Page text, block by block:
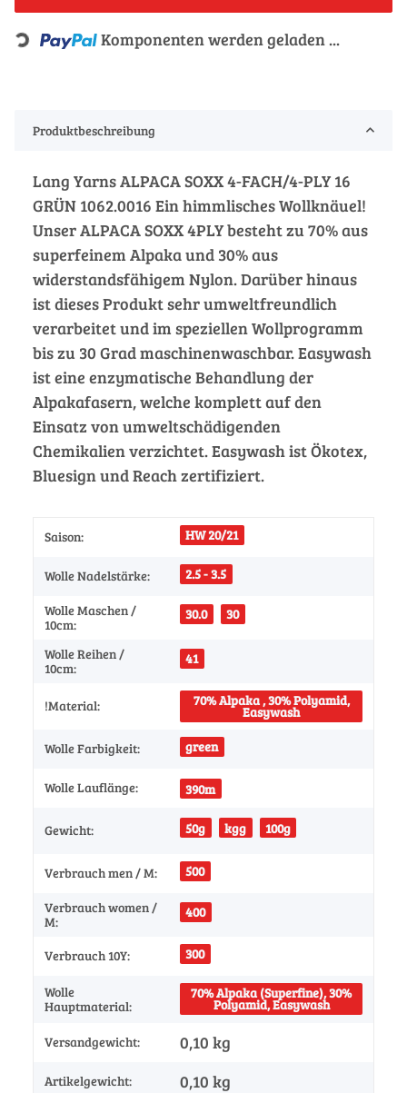
Loading... Komponenten werden geladen ...
Produktbeschreibung
Lang Yarns ALPACA SOXX 4-FACH/4-PLY 16
GRÜN 1062.0016 Ein himmlisches Wollknäuel!
Unser ALPACA SOXX 4PLY besteht zu 70% aus
superfeinem Alpaka und 30% aus
widerstandsfähigem Nylon. Darüber hinaus
ist dieses Produkt sehr umweltfreundlich
verarbeitet und im speziellen Wollprogramm
bis zu 30 Grad maschinenwaschbar. Easywash
ist eine enzymatische Behandlung der
Alpakafasern, welche komplett auf den
Einsatz von umweltschädigenden
Chemikalien verzichtet. Easywash ist Ökotex,
Bluesign und Reach zertifiziert.
Saison: HW 20/21
Wolle Nadelstärke: 2.5 - 3.5
Wolle Maschen /
10cm:
30.0 30
Wolle Reihen /
10cm:
41
!Material: 70% Alpaka , 30% Polyamid,
Easywash
Wolle Farbigkeit: green
Wolle Lauflänge: 390m
Gewicht: 50g kgg 100g
Verbrauch men / M: 500
Verbrauch women /
M:
400
Verbrauch 10Y: 300
Wolle
Hauptmaterial:
70% Alpaka (Superfine), 30%
Polyamid, Easywash
Versandgewicht: 0,10 kg
Artikelgewicht: 0,10 kg